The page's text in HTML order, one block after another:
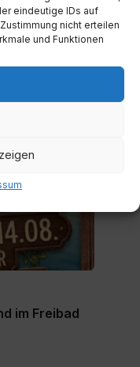
eindeutige IDs auf
nicht erteilen
und Funktionen
im Freibad